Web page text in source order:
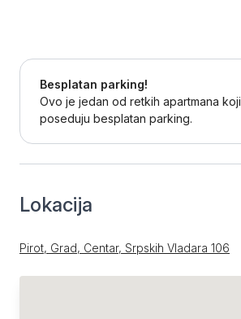
Besplatan parking!
Ovo je jedan od retkih apartmana koji
poseduju besplatan parking.
Lokacija
Pirot, Grad, Centar, Srpskih Vladara 106